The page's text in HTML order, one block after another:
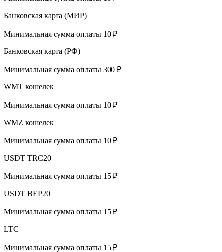
Банковская карта (МИР)
Минимальная сумма оплаты 10 ₽
Банковская карта (РФ)
Минимальная сумма оплаты 300 ₽
WMT кошелек
Минимальная сумма оплаты 10 ₽
WMZ кошелек
Минимальная сумма оплаты 10 ₽
USDT TRC20
Минимальная сумма оплаты 15 ₽
USDT BEP20
Минимальная сумма оплаты 15 ₽
LTC
Минимальная сумма оплаты 15 ₽